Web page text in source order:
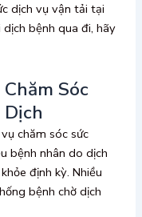
dịch vụ vận tải tại
bệnh qua đi, hãy
Sóc
chăm sóc sức
bệnh nhân do dịch
định kỳ. Nhiều
bệnh chờ dịch